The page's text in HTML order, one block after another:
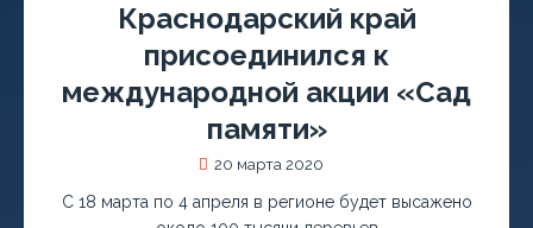
Краснодарский край
присоединился к
международной акции «Сад
памяти»
20 марта 2020
С 18 марта по 4 апреля в регионе будет высажено